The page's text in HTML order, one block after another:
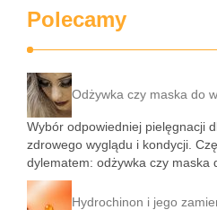
Polecamy
Odżywka czy maska do
Wybór odpowiedniej pielęgnacji
zdrowego wyglądu i kondycji.
dylematem: odżywka czy maska
Hydrochinon i jego